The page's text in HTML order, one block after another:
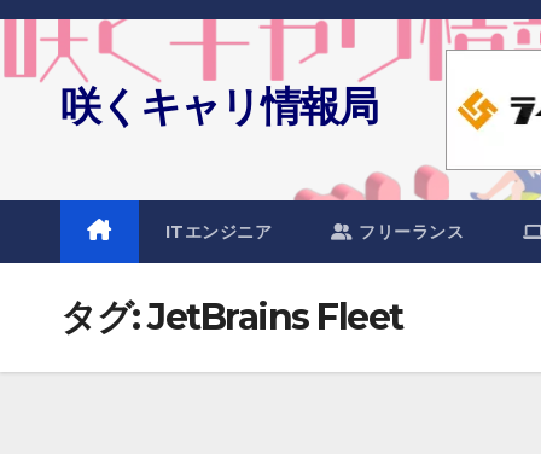
Skip
content咲くキャリ情報局
ITエンジニア フリーランス
タグ:JetBrains Fleet